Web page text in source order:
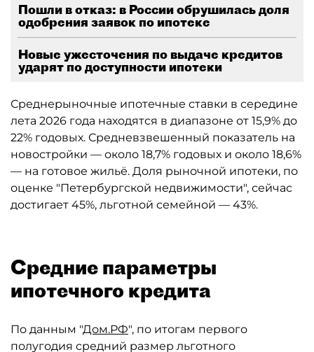
Пошли в отказ: в России обрушилась доля
одобрения заявок по ипотеке
Новые ужесточения по выдаче кредитов
ударят по доступности ипотеки
Среднерыночные ипотечные ставки в середине
лета 2026 года находятся в диапазоне от 15,9% до
22% годовых. Средневзвешенный показатель на
новостройки — около 18,7% годовых и около 18,6%
— на готовое жильё. Доля рыночной ипотеки, по
оценке "Петербургской недвижимости", сейчас
достигает 45%, льготной семейной — 43%.
Средние параметры
ипотечного кредита
По данным "Дом.РФ", по итогам первого
полугодия средний размер льготного